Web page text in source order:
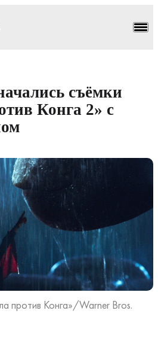
съёмки
Конга 2» с
против Конга»/Warner Bros.